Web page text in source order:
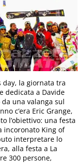
day, la giornata tra
dedicata a Davide
una valanga sul
c’era Eric Grange,
l’obiettivo: una festa
incoronato King of
interpretare lo
alla festa a La
300 persone,